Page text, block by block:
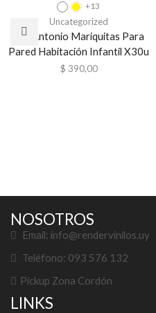
+13
Uncategorized
San Antonio Mariquitas Para
Pared Habitación Infantil X30u
$ 390,00
NOSOTROS
Email: info@rendervinilos.uy
Teléfono: 093 576 132
Pickup Zona Cordón
LINKS